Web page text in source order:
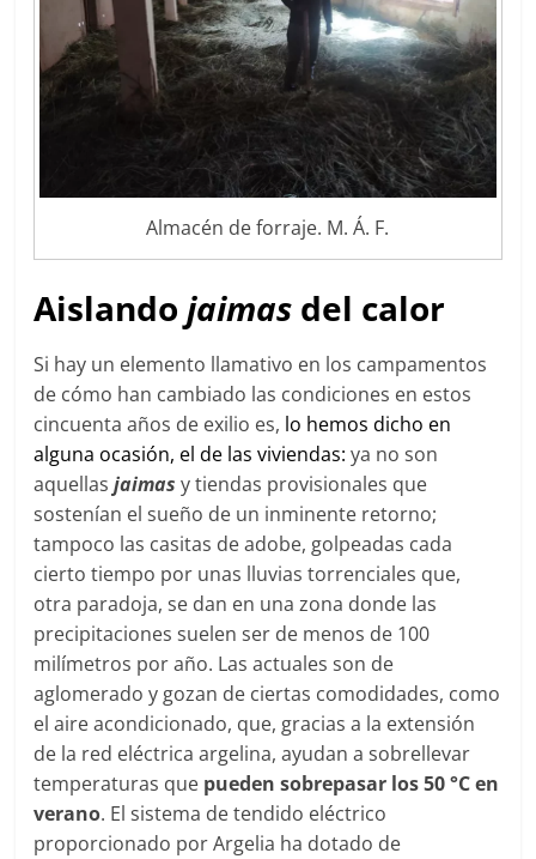
Almacén de forraje. M. Á. F.
Aislandojaimas del calor
Si hay un elemento llamativo en los campamentos
de cómo han cambiado las condiciones en estos
cincuenta años de exilio es, lo hemos dicho en
alguna ocasión, el de las viviendas: ya no son
aquellasjaimas y tiendas provisionales que
sostenían el sueño de un inminente retorno;
tampoco las casitas de adobe, golpeadas cada
cierto tiempo por unas lluvias torrenciales que,
otra paradoja, se dan en una zona donde las
precipitaciones suelen ser de menos de 100
milímetros por año. Las actuales son de
aglomerado y gozan de ciertas comodidades, como
el aire acondicionado, que, gracias a la extensión
de la red eléctrica argelina, ayudan a sobrellevar
temperaturas que pueden sobrepasar los 50 °C en
verano. El sistema de tendido eléctrico
proporcionado por Argelia ha dotado de